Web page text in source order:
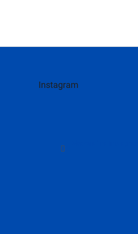
Instagram